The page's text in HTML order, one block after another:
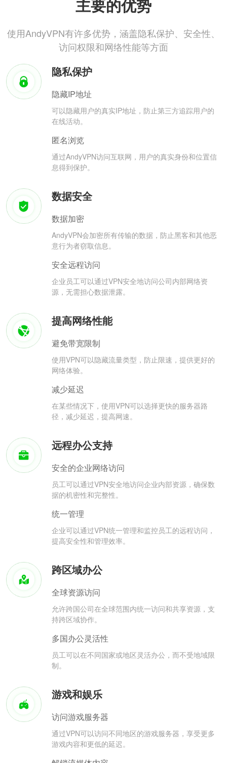
主要的优势
使用AndyVPN有许多优势，涵盖隐私保护、安全性、
访问权限和网络性能等方面
隐私保护
隐藏IP地址
可以隐藏用户的真实IP地址，防止第三方追踪用户的
在线活动。
匿名浏览
通过AndyVPN访问互联网，用户的真实身份和位置信
息得到保护。
数据安全
数据加密
AndyVPN会加密所有传输的数据，防止黑客和其他恶
意行为者窃取信息。
安全远程访问
企业员工可以通过VPN安全地访问公司内部网络资
源，无需担心数据泄露。
提高网络性能
避免带宽限制
使用VPN可以隐藏流量类型，防止限速，提供更好的
网络体验。
减少延迟
在某些情况下，使用VPN可以选择更快的服务器路
径，减少延迟，提高网速。
远程办公支持
安全的企业网络访问
员工可以通过VPN安全地访问企业内部资源，确保数
据的机密性和完整性。
统一管理
企业可以通过VPN统一管理和监控员工的远程访问，
提高安全性和管理效率。
跨区域办公
全球资源访问
允许跨国公司在全球范围内统一访问和共享资源，支
持跨区域协作。
多国办公灵活性
员工可以在不同国家或地区灵活办公，而不受地域限
制。
游戏和娱乐
访问游戏服务器
通过VPN可以访问不同地区的游戏服务器，享受更多
游戏内容和更低的延迟。